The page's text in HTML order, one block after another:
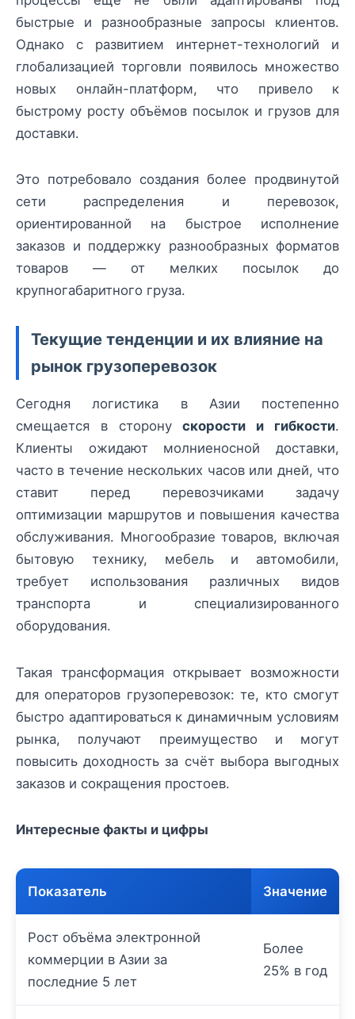
быстрые и разнообразные запросы клиентов.
Однако с развитием интернет-технологий и
глобализацией торговли появилось множество
новых онлайн-платформ, что привело к
быстрому росту объёмов посылок и грузов для
доставки.
Это потребовало создания более продвинутой
сети распределения и перевозок,
ориентированной на быстрое исполнение
заказов и поддержку разнообразных форматов
товаров — от мелких посылок до
крупногабаритного груза.
Текущие тенденции и их влияние на
рынок грузоперевозок
Сегодня логистика в Азии постепенно
смещается в сторонускорости и гибкости.
Клиенты ожидают молниеносной доставки,
часто в течение нескольких часов или дней, что
ставит перед перевозчиками задачу
оптимизации маршрутов и повышения качества
обслуживания. Многообразие товаров, включая
бытовую технику, мебель и автомобили,
требует использования различных видов
транспорта и специализированного
оборудования.
Такая трансформация открывает возможности
для операторов грузоперевозок: те, кто смогут
быстро адаптироваться к динамичным условиям
рынка, получают преимущество и могут
повысить доходность за счёт выбора выгодных
заказов и сокращения простоев.
Интересные факты и цифры
Показатель Значение
Рост объёма электронной
коммерции в Азии за
последние 5 лет
Более
25% в год